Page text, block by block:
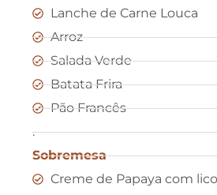
Lanche de Carne Louca
Arroz
Salada Verde
Batata Frira
Pão Francês
.
Sobremesa
Creme de Papaya com